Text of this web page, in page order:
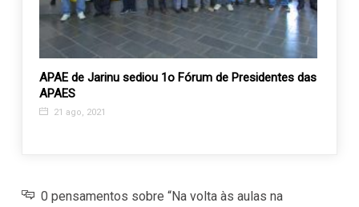
APAE de Jarinu sediou 1o Fórum de Presidentes das
APAES
21 ago, 2021
0 pensamentos sobre “Na volta às aulas na